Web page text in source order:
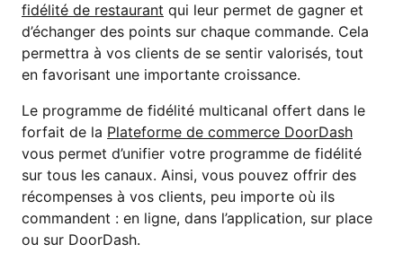
fidélité de restaurant qui leur permet de gagner et
d’échanger des points sur chaque commande. Cela
permettra à vos clients de se sentir valorisés, tout
en favorisant une importante croissance.
Le programme de fidélité multicanal offert dans le
forfait de la Plateforme de commerce DoorDash
vous permet d’unifier votre programme de fidélité
sur tous les canaux. Ainsi, vous pouvez offrir des
récompenses à vos clients, peu importe où ils
commandent : en ligne, dans l’application, sur place
ou sur DoorDash.